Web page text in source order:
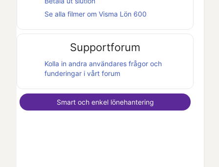
Se alla filmer om Visma Lön 600
Supportforum
Kolla in andra användares frågor och
funderingar i vårt forum
Smart och enkel lönehantering